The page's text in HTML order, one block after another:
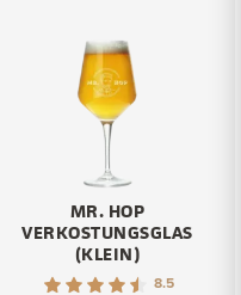
MR. HOP
VERKOSTUNGSGLAS
(KLEIN)
8.5